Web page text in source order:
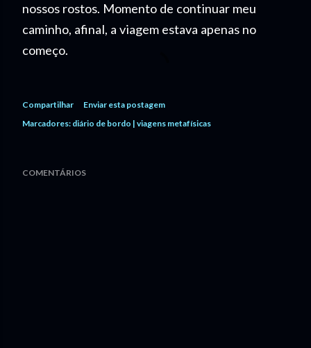
nossos rostos. Momento de continuar meu
caminho, afinal, a viagem estava apenas no
começo.
Compartilhar
Enviar esta postagem
Marcadores: diário de bordo | viagens metafísicas
COMENTÁRIOS